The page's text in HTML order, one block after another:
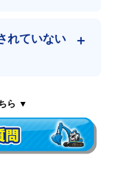
れていない
ら ▼